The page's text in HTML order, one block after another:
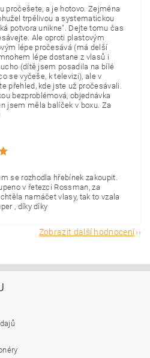
pročešete, a je hotovo. Zejména
trpělivou a systematickou
potvora unikne". Dejte tomu čas
Ale oproti plastovým
lépe pročesává (má delší
lépe dostane z vlasů i
(dítě jsem posadila na bílé
se vyčeše, k televizi), ale v
přehled, kde jste už pročesávali.
bezproblémová, objednávka
jsem měla balíček v boxu. Za
se rozhodla hřebínek zakoupit.
v řetezci Rossman, za
namáčet vlasy, tak to vzala
, díky díky
Zobrazit další hodnocení